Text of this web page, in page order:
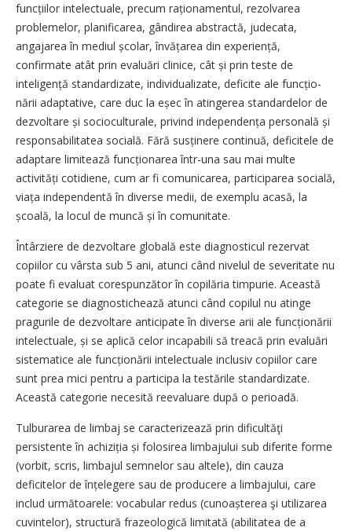
funcțiilor intelectuale, precum raționamentul, rezolvarea
problemelor, planificarea, gândirea abstractă, judecata,
angajarea în mediul școlar, învățarea din experiență,
confirmate atât prin evaluări clinice, cât și prin teste de
inteligență standardizate, individualizate, deficite ale funcțio­
nării adaptative, care duc la eșec în atingerea standardelor de
dezvoltare și socioculturale, privind independența personală și
responsabilitatea socială. Fără susținere continuă, deficitele de
adaptare limitează funcțio­narea ­într-una sau mai multe
activități cotidiene, cum ar fi comunicarea, participarea socială,
viața independentă în diverse medii, de exemplu acasă, la
școală, la locul de muncă și în comunitate.
Întârziere de dezvoltare globală este diagnosticul rezervat
copiilor cu vârsta sub 5 ani, atunci când nivelul de severitate nu
poate fi evaluat corespunzător în copilăria timpurie. Această
categorie se diagnostichează atunci când copilul nu atinge
pragurile de dezvoltare anticipate în diverse arii ale funcționării
intelectuale, și se aplică celor incapabili să treacă prin evaluări
sistematice ale funcționării intelectuale inclusiv copiilor care
sunt prea mici pentru a participa la testările standardizate.
Această categorie necesită reevaluare după o perioadă.
Tulburarea de limbaj se caracterizează prin dificultăţi
persistente în achiziția și folosirea limbajului sub diferite forme
(vorbit, scris, limbajul semnelor sau altele), din cauza
deficitelor de înțelegere sau de producere a limbajului, care
includ următoarele: vocabular redus (cunoașterea şi utilizarea
cuvintelor), structură frazeologică limitată (abilitatea de a